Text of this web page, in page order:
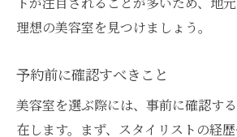
理想の美容室を見つけましょう。
予約前に確認すべきこと
美容室を選ぶ際には、事前に確認す
在します。まず、スタイリストの経